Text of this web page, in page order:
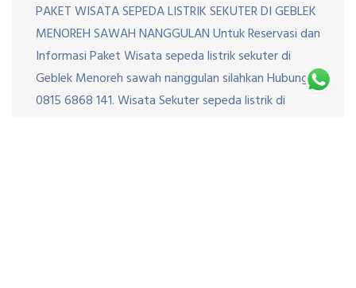
PAKET WISATA SEPEDA LISTRIK SEKUTER DI GEBLEK
MENOREH SAWAH NANGGULAN Untuk Reservasi dan
Informasi Paket Wisata sepeda listrik sekuter di
Geblek Menoreh sawah nanggulan silahkan Hubungi
0815 6868 141. Wisata Sekuter sepeda listrik di